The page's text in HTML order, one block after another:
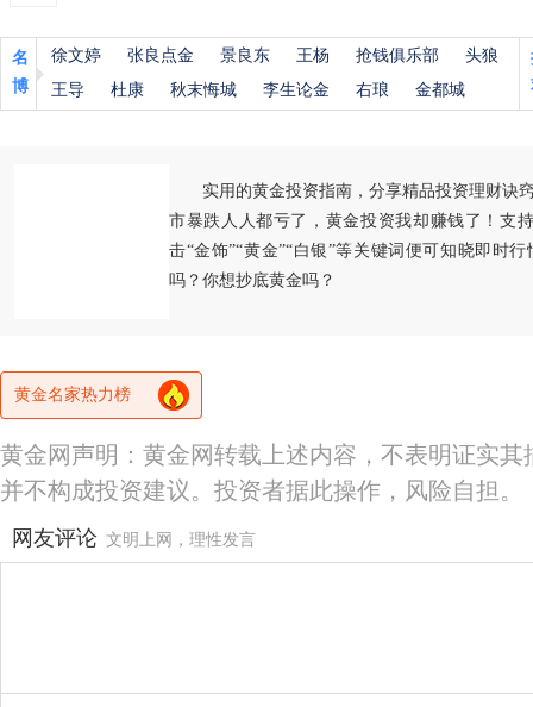
名
博
徐文婷 张良点金 景良东 王杨 抢钱俱乐部
头狼
王导
杜康 秋末悔城 李生论金 右琅 金都城
实用的黄金投资指南，分享精品投资理财诀
市暴跌人人都亏了，黄金投资我却赚钱了！支
击“金饰”“黄金”“白银”等关键词便可知晓即时
吗？你想抄底黄金吗？
黄金名家热力榜
黄金网声明：黄金网转载上述内容，不表明证实
并不构成投资建议。投资者据此操作，风险自担。
网友评论 文明上网，理性发言